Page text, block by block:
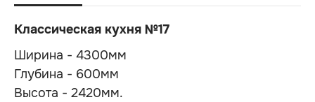
Классическая кухня №17
Ширина - 4300мм
Глубина - 600мм
Высота - 2420мм.